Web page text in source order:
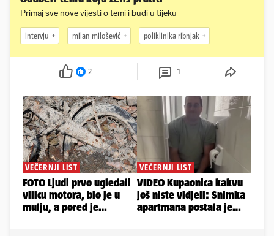
Primaj sve nove vijesti o temi i budi u tijeku
intervju milan milošević poliklinika ribnjak
2 1